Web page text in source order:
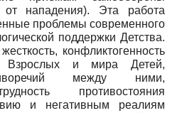
от нападения). Эта работа
проблемы современного
поддержки Детства.
конфликтогенность
Взрослых и мира Детей,
между ними,
противостояния
и негативным реалиям